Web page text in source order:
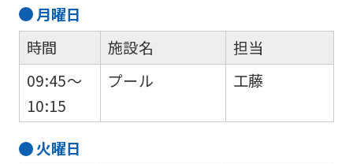
月曜日
時間
09:45～
10:15
施設名
プール
担当
工藤
火曜日
be
translated
mechanically,